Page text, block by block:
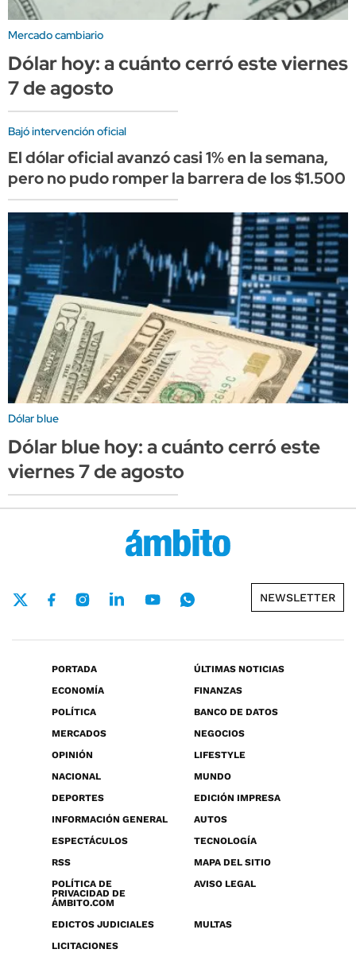
Mercado cambiario
Dólar hoy: a cuánto cerró este viernes
7 de agosto
Bajó intervención oficial
El dólar oficial avanzó casi 1% en la semana,
pero no pudo romper la barrera de los $1.500
Dólar blue
Dólar blue hoy: a cuánto cerró este
viernes 7 de agosto
NEWSLETTER
PORTADA
ÚLTIMAS NOTICIAS
ECONOMÍA
FINANZAS
POLÍTICA
BANCO DE DATOS
MERCADOS
NEGOCIOS
OPINIÓN
LIFESTYLE
NACIONAL
MUNDO
DEPORTES
EDICIÓN IMPRESA
INFORMACIÓN GENERAL
AUTOS
ESPECTÁCULOS
TECNOLOGÍA
RSS
MAPA DEL SITIO
POLÍTICA DE
PRIVACIDAD DE
ÁMBITO.COM
AVISO LEGAL
EDICTOS JUDICIALES
MULTAS
LICITACIONES